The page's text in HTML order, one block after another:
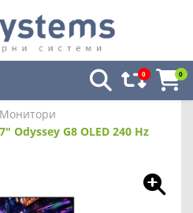
0 0
Монитори
Odyssey G8 OLED 240 Hz